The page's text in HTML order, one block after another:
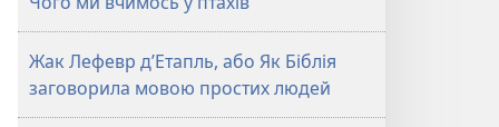
Жак Лефевр д’Етапль, або Як Біблія
заговорила мовою простих людей